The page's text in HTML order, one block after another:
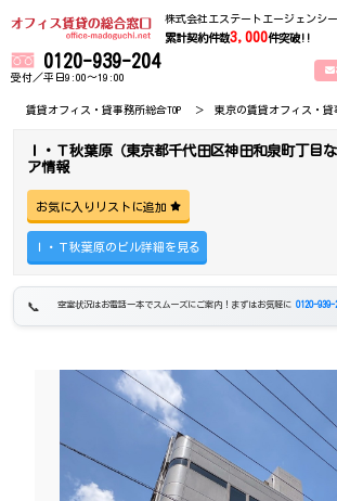
株式会社エステートエージェンシー
累計契約件数3,000件突破!!
0120-939-204
受付／平日9:00～19:00
賃貸オフィス・貸事務所総合TOP 東京の賃貸オフィス・貸
Ｉ・Ｔ秋葉原（東京都千代田区神田和泉町丁目
ア情報
お気に入りリストに追加
Ｉ・Ｔ秋葉原のビル詳細を見る
空室状況はお電話一本でスムーズにご案内！まずはお気軽に 0120-939-